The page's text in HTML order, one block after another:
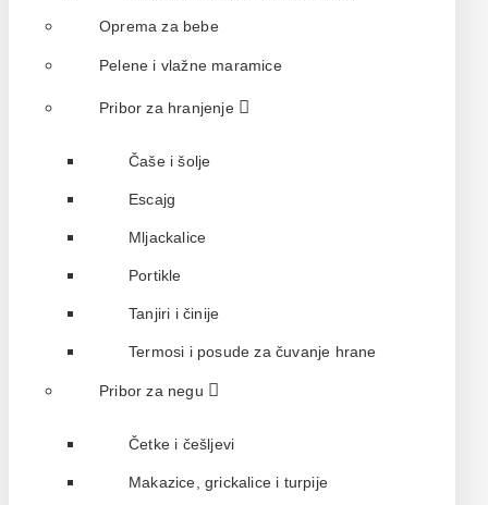
Oprema za bebe
Pelene i vlažne maramice
Pribor za hranjenje
Čaše i šolje
Escajg
Mljackalice
Portikle
Tanjiri i činije
Termosi i posude za čuvanje hrane
Pribor za negu
Četke i češljevi
Makazice, grickalice i turpije